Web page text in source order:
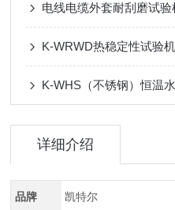
电线电缆外套耐刮磨试
K-WRWD热稳定性试验
K-WHS（不锈钢）恒温
详细介绍
品牌 凯特尔